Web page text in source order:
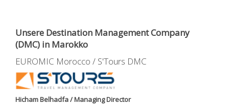
Unsere Destination Management Company
(DMC) in Marokko
EUROMIC Morocco / S'Tours DMC
Hicham Belhadfa / Managing Director